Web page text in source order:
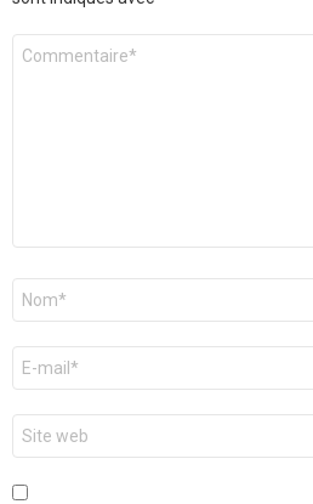
Commentaire
Nom
E-
mail
*
Site
web